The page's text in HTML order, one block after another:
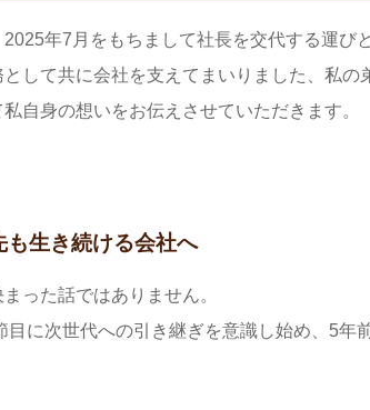
年7月をもちまして社長を交代する運び
して共に会社を支えてまいりました、私の
自身の想いをお伝えさせていただきます。
生き続ける会社へ
った話ではありません。
目に次世代への引き継ぎを意識し始め、5年